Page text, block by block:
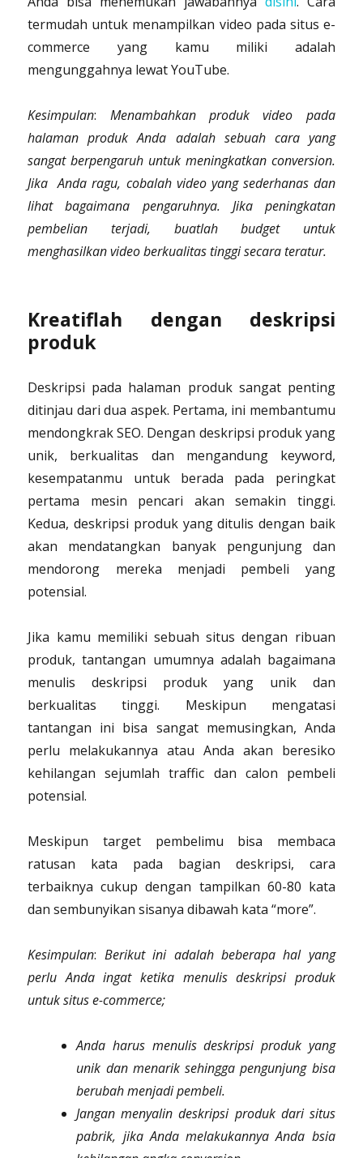
termudah untuk menampilkan video pada situs e-
commerce yang kamu miliki adalah
mengunggahnya lewat YouTube.
Kesimpulan: Menambahkan produk video pada
halaman produk Anda adalah sebuah cara yang
sangat berpengaruh untuk meningkatkan conversion.
Jika Anda ragu, cobalah video yang sederhanas dan
lihat bagaimana pengaruhnya. Jika peningkatan
pembelian terjadi, buatlah budget untuk
menghasilkan video berkualitas tinggi secara teratur.
Kreatiflah dengan deskripsi
produk
Deskripsi pada halaman produk sangat penting
ditinjau dari dua aspek. Pertama, ini membantumu
mendongkrak SEO. Dengan deskripsi produk yang
unik, berkualitas dan mengandung keyword,
kesempatanmu untuk berada pada peringkat
pertama mesin pencari akan semakin tinggi.
Kedua, deskripsi produk yang ditulis dengan baik
akan mendatangkan banyak pengunjung dan
mendorong mereka menjadi pembeli yang
potensial.
Jika kamu memiliki sebuah situs dengan ribuan
produk, tantangan umumnya adalah bagaimana
menulis deskripsi produk yang unik dan
berkualitas tinggi. Meskipun mengatasi
tantangan ini bisa sangat memusingkan, Anda
perlu melakukannya atau Anda akan beresiko
kehilangan sejumlah traffic dan calon pembeli
potensial.
Meskipun target pembelimu bisa membaca
ratusan kata pada bagian deskripsi, cara
terbaiknya cukup dengan tampilkan 60-80 kata
dan sembunyikan sisanya dibawah kata “more”.
Kesimpulan: Berikut ini adalah beberapa hal yang
perlu Anda ingat ketika menulis deskripsi produk
untuk situs e-commerce;
Anda harus menulis deskripsi produk yang
unik dan menarik sehingga pengunjung bisa
berubah menjadi pembeli.
Jangan menyalin deskripsi produk dari situs
pabrik, jika Anda melakukannya Anda bsia